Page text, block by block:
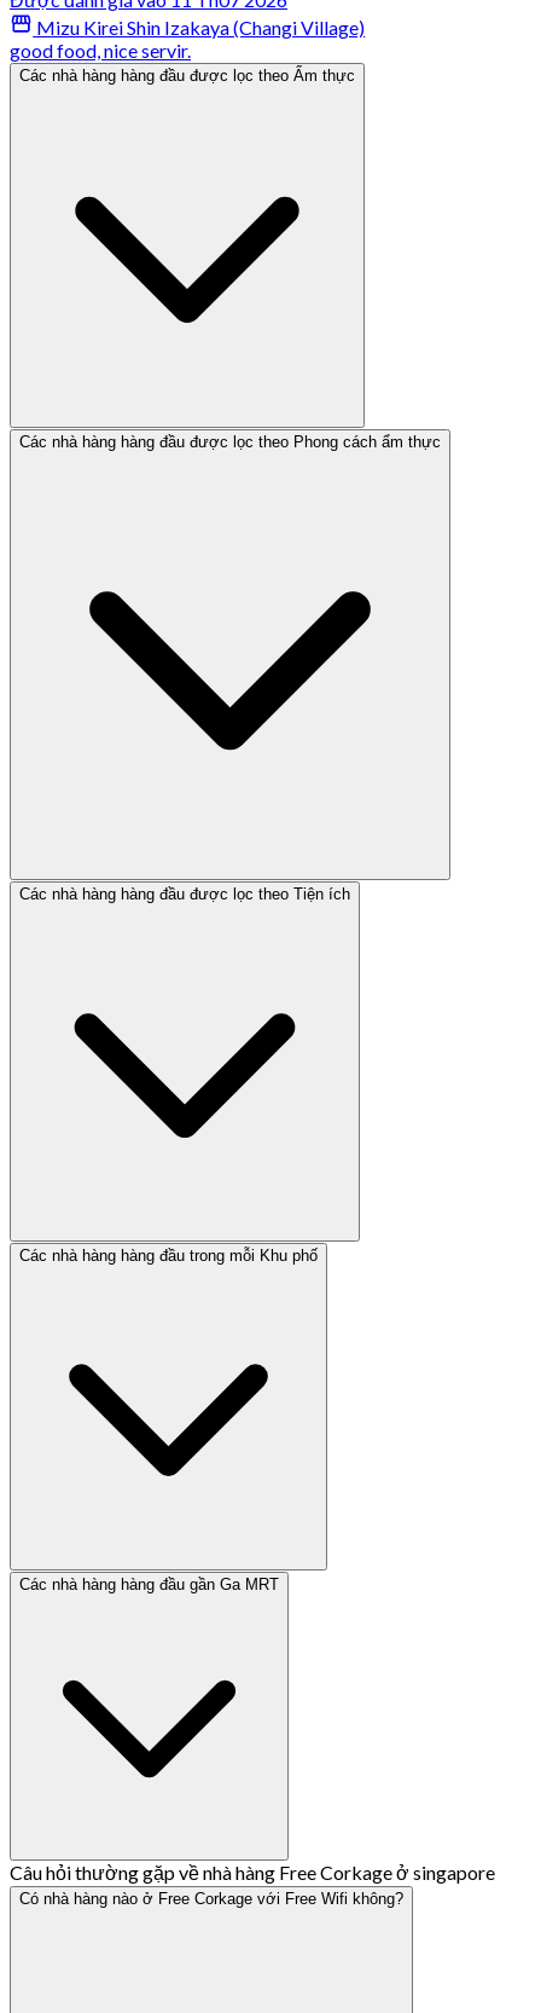
Mizu Kirei Shin Izakaya (Changi Village)
good food, nice servir.
Các nhà hàng hàng đầu được lọc theo Ẩm thực
Các nhà hàng hàng đầu được lọc theo Phong cách ẩm thực
Các nhà hàng hàng đầu được lọc theo Tiện ích
Các nhà hàng hàng đầu trong mỗi Khu phố
Các nhà hàng hàng đầu gần Ga MRT
Câu hỏi thường gặp về nhà hàng Free Corkage ở singapore
Có nhà hàng nào ở Free Corkage với Free Wifi không?